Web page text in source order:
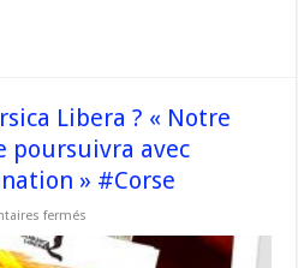
Libera ? « Notre
poursuivra avec
» #Corse
fermés